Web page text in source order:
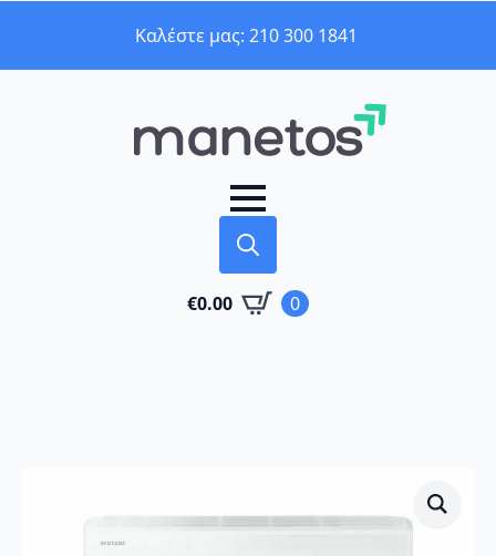
Καλέστε μας: 210 300 1841
for:
€0.00 0